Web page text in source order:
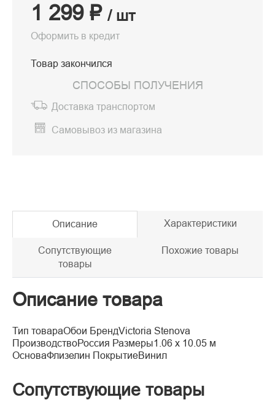
1 299 ₽ / шт
Оформить в кредит
Товар закончился
СПОСОБЫ ПОЛУЧЕНИЯ
Доставка транспортом
Самовывоз из магазина
Описание Характеристики
Сопутствующие
товары
Похожие товары
Описание товара
Тип товараОбои БрендVictoria Stenova
ПроизводствоРоссия Размеры1.06 x 10.05 м
ОсноваФлизелин ПокрытиеВинил
Сопутствующие товары